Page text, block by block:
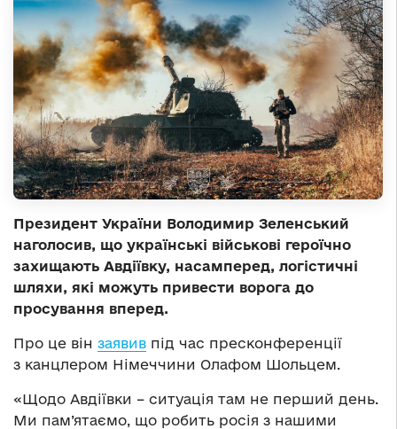
Президент України Володимир Зеленський
наголосив, що українські військові героїчно
захищають Авдіївку, насамперед, логістичні
шляхи, які можуть привести ворога до
просування вперед.
Про це він заявив під час пресконференції
з канцлером Німеччини Олафом Шольцем.
«Щодо Авдіївки – ситуація там не перший день.
Ми пам’ятаємо, що робить росія з нашими